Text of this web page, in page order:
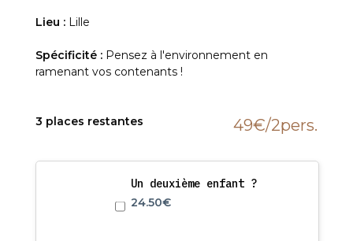
Lieu : Lille
Spécificité : Pensez à l'environnement en
ramenant vos contenants !
3 places restantes 49€/2pers.
Un deuxième enfant ?
24.50€